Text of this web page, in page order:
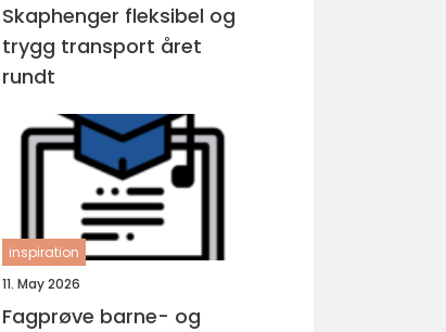
Skaphenger fleksibel og
trygg transport året
rundt
inspiration
11. May 2026
Fagprøve barne- og